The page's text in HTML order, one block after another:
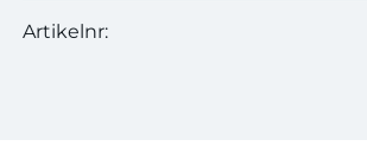
Artikelnr: